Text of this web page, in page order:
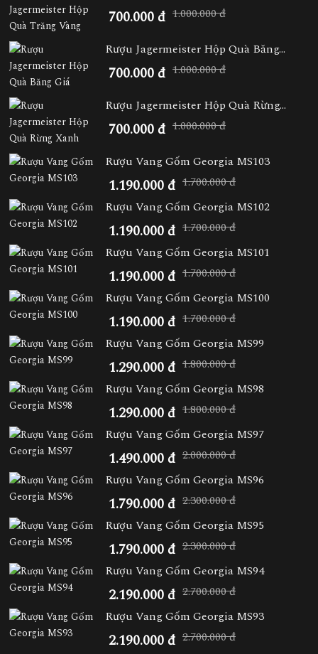
700.000 đ 1.000.000 đ
Rượu Jagermeister Hộp Quà Băng...
700.000 đ 1.000.000 đ
Rượu Jagermeister Hộp Quà Rừng...
700.000 đ 1.000.000 đ
Rượu Vang Gốm Georgia MS103
1.190.000 đ 1.700.000 đ
Rượu Vang Gốm Georgia MS102
1.190.000 đ 1.700.000 đ
Rượu Vang Gốm Georgia MS101
1.190.000 đ 1.700.000 đ
Rượu Vang Gốm Georgia MS100
1.190.000 đ 1.700.000 đ
Rượu Vang Gốm Georgia MS99
1.290.000 đ 1.800.000 đ
Rượu Vang Gốm Georgia MS98
1.290.000 đ 1.800.000 đ
Rượu Vang Gốm Georgia MS97
1.490.000 đ 2.000.000 đ
Rượu Vang Gốm Georgia MS96
1.790.000 đ 2.300.000 đ
Rượu Vang Gốm Georgia MS95
1.790.000 đ 2.300.000 đ
Rượu Vang Gốm Georgia MS94
2.190.000 đ 2.700.000 đ
Rượu Vang Gốm Georgia MS93
2.190.000 đ 2.700.000 đ